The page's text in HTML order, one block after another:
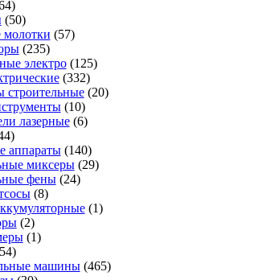
(50)
(57)
(235)
электро (125)
(332)
строительные (20)
(10)
лазерные (6)
аппараты (140)
миксеры (29)
фены (24)
(8)
(1)
(2)
(1)
машины (465)